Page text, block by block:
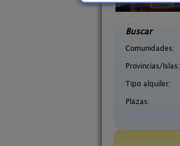
Buscar
Comunidades:
Provincias/Islas:
Tipo alquiler:
Plazas: